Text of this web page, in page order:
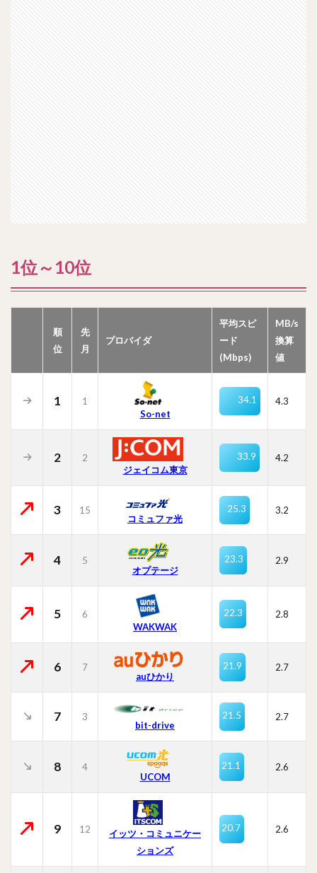
1位～10位
順
位
先
月
プロバイダ
平均スピ
ード
(Mbps)
MB/s
換算
値
1
1
So-net
34.1 4.3
2
2
ジェイコム東京
33.9 4.2
3 15
コミュファ光
25.3 3.2
4
5
オプテージ
23.3 2.9
5
6
WAKWAK
22.3 2.8
6
7
auひかり
21.9 2.7
7 3
bit-drive
21.5 2.7
8
4
UCOM
21.1 2.6
9 12
イッツ・コミュニケー
ションズ
20.7 2.6